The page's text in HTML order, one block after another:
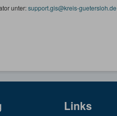
unter:support.gis@kreis-guetersloh.de
Links